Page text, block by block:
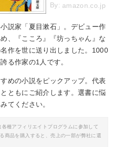
By: amazon.co.jp
説家「夏目漱石」。デビュー作
、『こころ』『坊っちゃん』な
作を世に送り出しました。1000
る作家の1人です。
めの小説をピックアップ。代表
ともにご紹介します。選書に悩
てください。
種アフィリエイトプログラムに参加して
商品を購入すると、売上の一部が弊社に還